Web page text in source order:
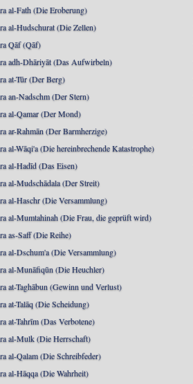
al-Fath (Die Eroberung)
al-Hudschurat (Die Zellen)
Qāf (Qāf)
adh-Dhāriyāt (Das Aufwirbeln)
at-Tūr (Der Berg)
an-Nadschm (Der Stern)
al-Qamar (Der Mond)
ar-Rahmān (Der Barmherzige)
al-Wāqi'a (Die hereinbrechende Katastrophe)
al-Hadīd (Das Eisen)
al-Mudschādala (Der Streit)
al-Haschr (Die Versammlung)
al-Mumtahinah (Die Frau, die geprüft wird)
as-Saff (Die Reihe)
al-Dschum'a (Die Versammlung)
al-Munāfiqūn (Die Heuchler)
at-Taghābun (Gewinn und Verlust)
at-Talāq (Die Scheidung)
at-Tahrīm (Das Verbotene)
al-Mulk (Die Herrschaft)
al-Qalam (Die Schreibfeder)
al-Hāqqa (Die Wahrheit)